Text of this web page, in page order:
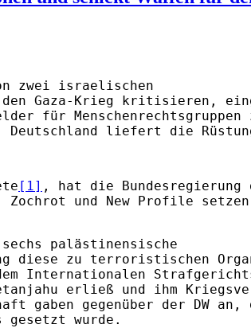
zwei israelischen
den Gaza-Krieg kritisieren,
für
liefert die
[1] , hat die Bundesregierung
Zochrot und New Profile
palästinensische
diese zu terroristischen
Internationalen
erließ und ihm
gaben gegenüber der DW an,
gesetzt wurde.